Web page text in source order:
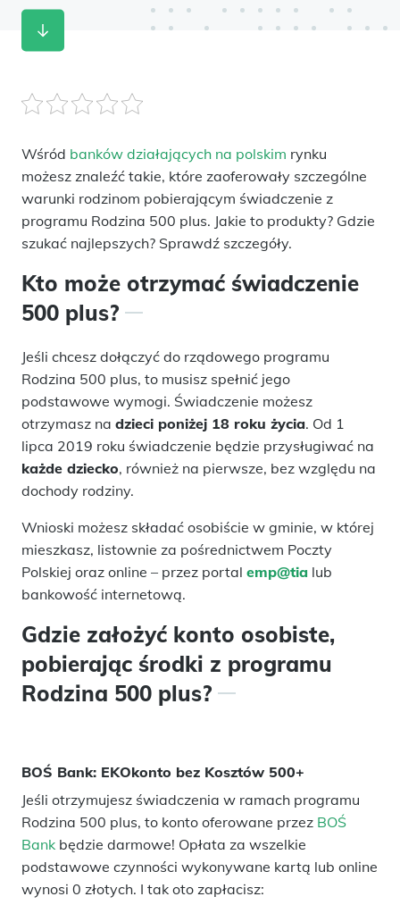
Wśród banków działających na polskim rynku
możesz znaleźć takie, które zaoferowały szczególne
warunki rodzinom pobierającym świadczenie z
programu Rodzina 500 plus. Jakie to produkty? Gdzie
szukać najlepszych? Sprawdź szczegóły.
Kto może otrzymać świadczenie
500 plus?
Jeśli chcesz dołączyć do rządowego programu
Rodzina 500 plus, to musisz spełnić jego
podstawowe wymogi. Świadczenie możesz
otrzymasz na dzieci poniżej 18 roku życia. Od 1
lipca 2019 roku świadczenie będzie przysługiwać na
każde dziecko, również na pierwsze, bez względu na
dochody rodziny.
Wnioski możesz składać osobiście w gminie, w której
mieszkasz, listownie za pośrednictwem Poczty
Polskiej oraz online – przez portal emp@tia lub
bankowość internetową.
Gdzie założyć konto osobiste,
pobierając środki z programu
Rodzina 500 plus?
BOŚ Bank: EKOkonto bez Kosztów 500+
Jeśli otrzymujesz świadczenia w ramach programu
Rodzina 500 plus, to konto oferowane przez BOŚ
Bank będzie darmowe! Opłata za wszelkie
podstawowe czynności wykonywane kartą lub online
wynosi 0 złotych. I tak oto zapłacisz: